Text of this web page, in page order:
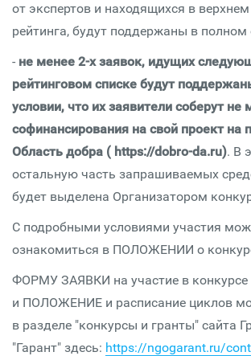
от экспертов и находящихся в
рейтинга, будут поддержаны в полном
- не менее 2-х заявок, идущих
рейтинговом списке будут
условии, что их заявители соберут не
софинансирования на свой проект на
Область добра ( https://dobro-da.ru). В
остальную часть запрашиваемых
будет выделена Организатором
С подробными условиями участия
ознакомиться в ПОЛОЖЕНИИ о
ФОРМУ ЗАЯВКИ на участие в конкурсе
и ПОЛОЖЕНИЕ и расписание циклов
в разделе "конкурсы и гранты" сайта
"Гарант" здесь: https://ngogarant.ru/